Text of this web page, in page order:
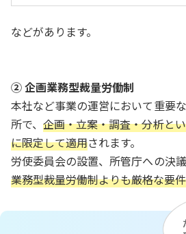
などがあります。
② 企画業務型裁量労働制
本社など事業の運営において重要
所で、企画・立案・調査・分析と
に限定して適用されます。
労使委員会の設置、所管庁への決議
業務型裁量労働制よりも厳格な要件